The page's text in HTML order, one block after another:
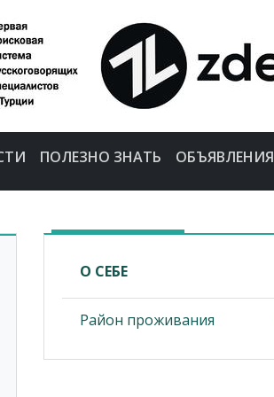
ПОЛЕЗНО ЗНАТЬ ОБЪЯВЛЕНИЯ
О СЕБЕ
Район проживания